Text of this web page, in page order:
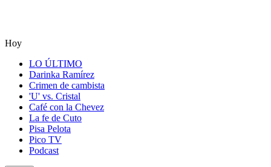
Hoy
LO ÚLTIMO
Darinka Ramírez
Crimen de cambista
'U' vs. Cristal
Café con la Chevez
La fe de Cuto
Pisa Pelota
Pico TV
Podcast